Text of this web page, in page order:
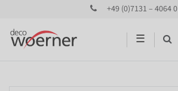
+49 (0)7131 – 4064 0
☰